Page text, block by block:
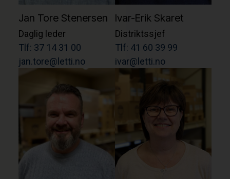
Jan Tore Stenersen
Daglig leder
Tlf: 37 14 31 00
jan.tore@letti.no
Ivar-Erik Skaret
Distriktssjef
Tlf: 41 60 39 99
ivar@letti.no